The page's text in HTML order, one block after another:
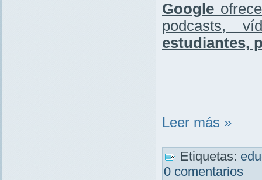
Google
podcasts,
estudiantes,
Leer más »
Etiquetas:
0 comentarios